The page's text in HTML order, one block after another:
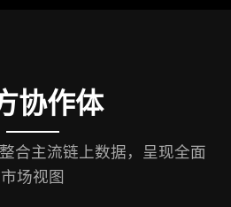
协作体
合主流链上数据，呈现全面
市场视图